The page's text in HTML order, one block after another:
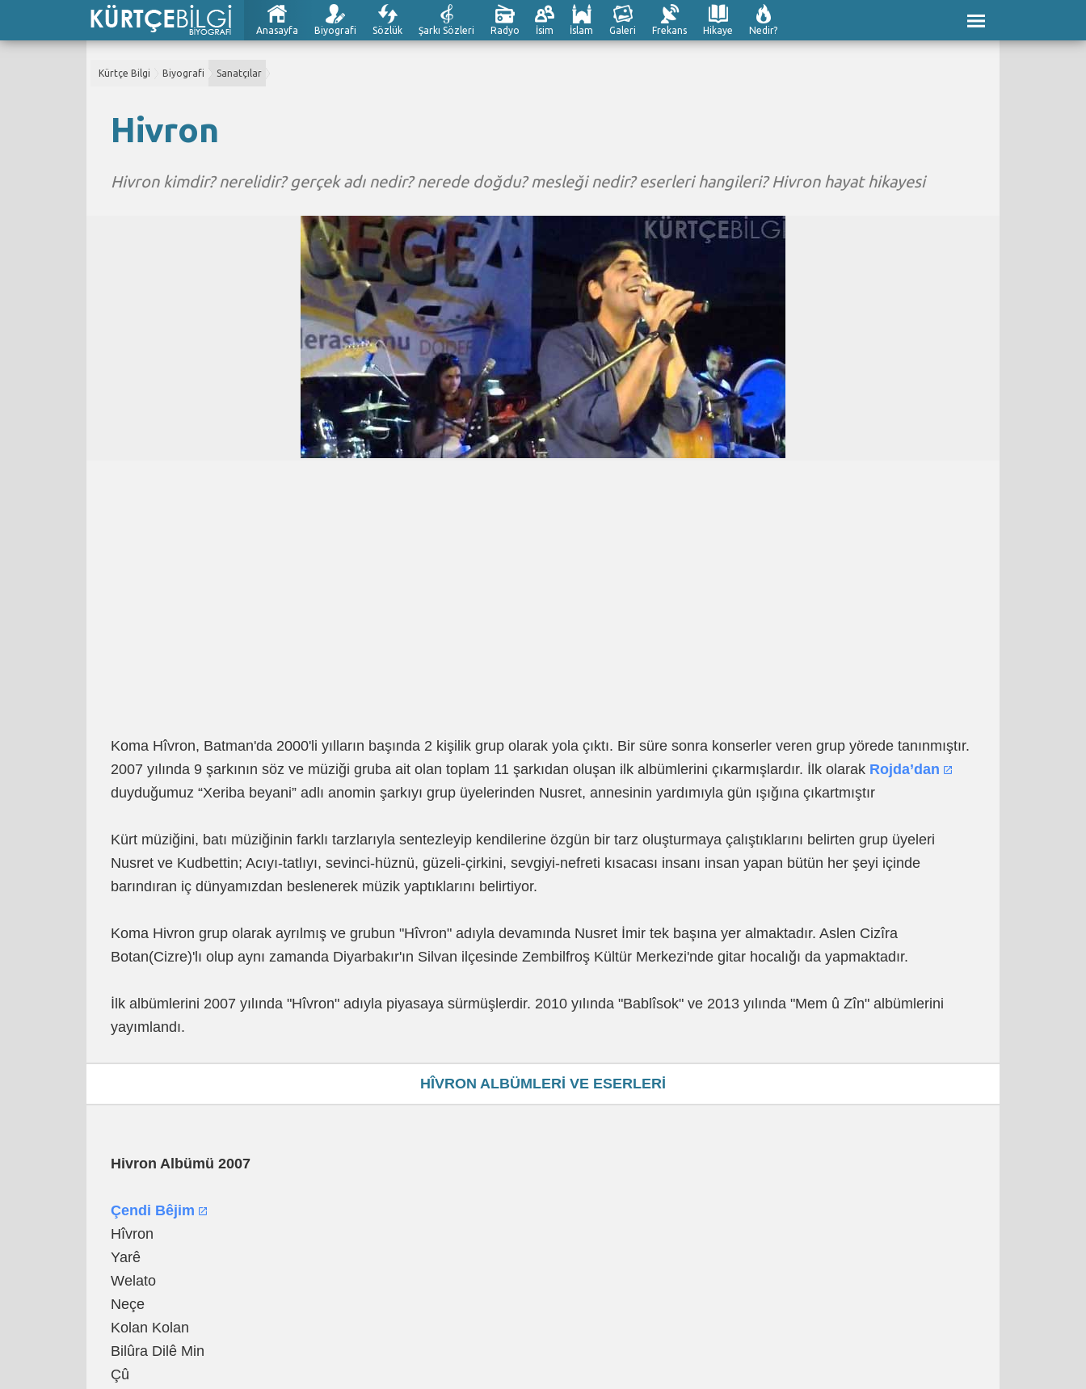
Anasayfa Biyografi Sözlük Şarkı Sözleri Radyo İsim İslam Galeri Frekans Hikaye Nedir?
Kürtçe Bilgi Biyografi Sanatçılar
Hivron
Hivron kimdir? nerelidir? gerçek adı nedir? nerede doğdu? mesleği nedir? eserleri hangileri? Hivron hayat hikayesi
Koma Hîvron, Batman'da 2000'li yılların başında 2 kişilik grup olarak yola çıktı. Bir süre sonra konserler veren grup yörede tanınmıştır.
2007 yılında 9 şarkının söz ve müziği gruba ait olan toplam 11 şarkıdan oluşan ilk albümlerini çıkarmışlardır. İlk olarak Rojda’dan
duyduğumuz “Xeriba beyani” adlı anomin şarkıyı grup üyelerinden Nusret, annesinin yardımıyla gün ışığına çıkartmıştır
Kürt müziğini, batı müziğinin farklı tarzlarıyla sentezleyip kendilerine özgün bir tarz oluşturmaya çalıştıklarını belirten grup üyeleri
Nusret ve Kudbettin; Acıyı-tatlıyı, sevinci-hüznü, güzeli-çirkini, sevgiyi-nefreti kısacası insanı insan yapan bütün her şeyi içinde
barındıran iç dünyamızdan beslenerek müzik yaptıklarını belirtiyor.
Koma Hivron grup olarak ayrılmış ve grubun "Hîvron" adıyla devamında Nusret İmir tek başına yer almaktadır. Aslen Cizîra
Botan(Cizre)'lı olup aynı zamanda Diyarbakır'ın Silvan ilçesinde Zembilfroş Kültür Merkezi'nde gitar hocalığı da yapmaktadır.
İlk albümlerini 2007 yılında "Hîvron" adıyla piyasaya sürmüşlerdir. 2010 yılında "Bablîsok" ve 2013 yılında "Mem û Zîn" albümlerini
yayımlandı.
HÎVRON ALBÜMLERİ VE ESERLERİ
Hivron Albümü 2007
Çendi Bêjim
Hîvron
Yarê
Welato
Neçe
Kolan Kolan
Bilûra Dilê Min
Çû